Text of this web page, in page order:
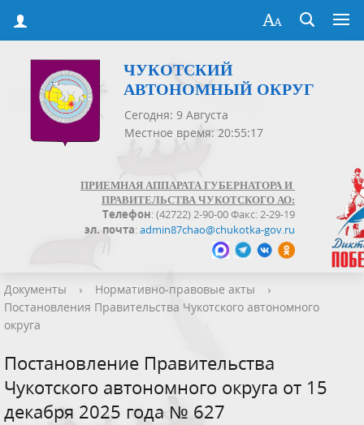
ЧУКОТСКИЙ
АВТОНОМНЫЙ ОКРУГ
Сегодня: 9 Августа
Местное время: 20:55:17
ПРИЕМНАЯ АППАРАТА ГУБЕРНАТОРА И
ПРАВИТЕЛЬСТВА ЧУКОТСКОГО АО:
Телефон: (42722) 2-90-00 Факс: 2-29-19
эл. почта:admin87chao@chukotka-gov.ru
Документы › Нормативно-правовые акты
›
Постановления Правительства Чукотского автономного
округа
Постановление Правительства
Чукотского автономного округа от 15
декабря 2025 года № 627